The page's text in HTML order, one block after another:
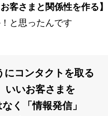
客さまと関係性を作る】
と思ったんです
にコンタクトを取る
いお客さまを
く「情報発信」